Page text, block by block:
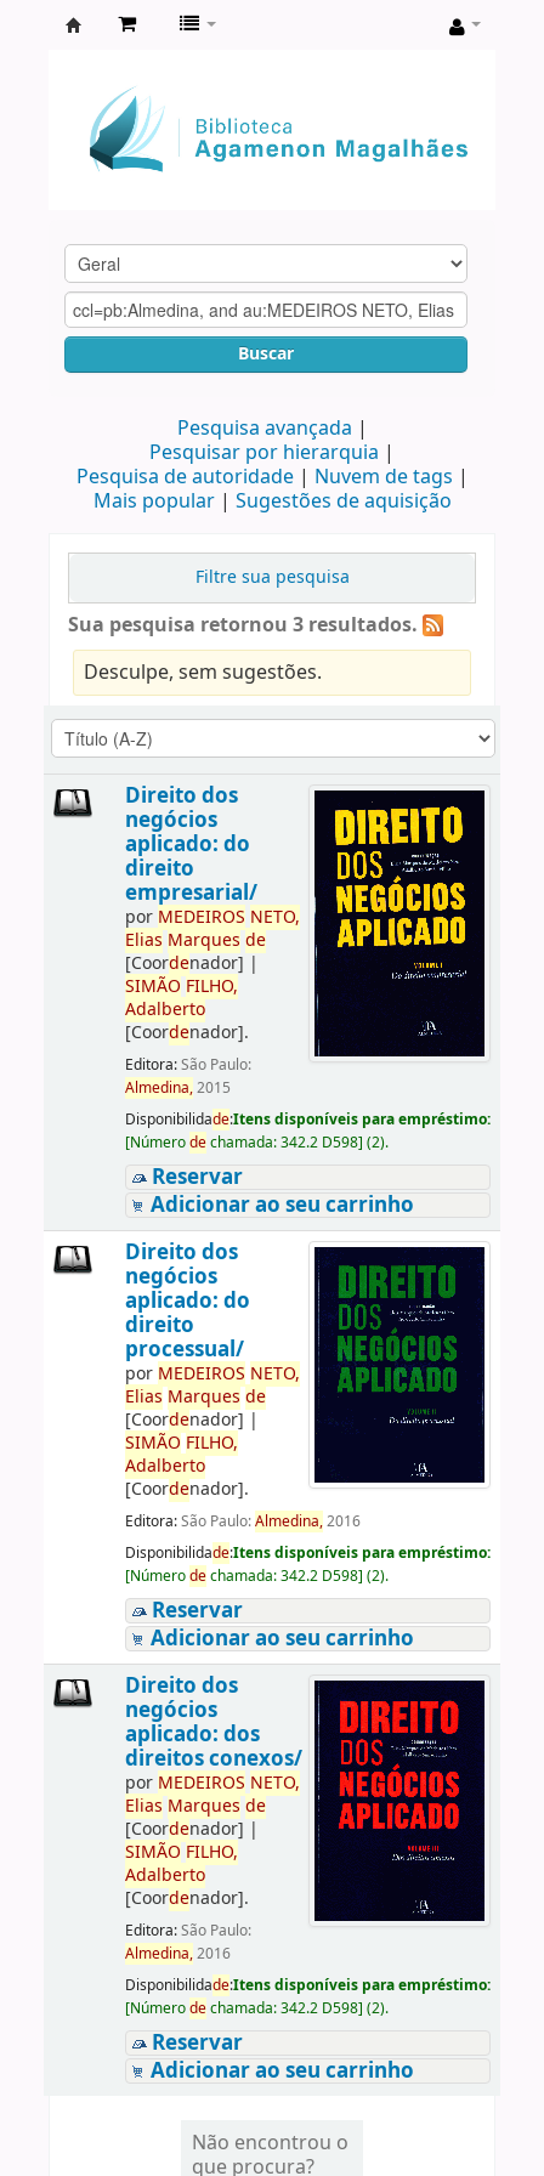
Agamenon
Magalhães
Buscar
Pesquisa avançada
Pesquisar por hierarquia
Pesquisa de autoridade
Nuvem de tags
Mais popular
Sugestões de aquisição
Filtre sua pesquisa
Sua pesquisa retornou 3 resultados.
Desculpe, sem sugestões.
Direito dos
negócios
aplicado: do
direito
empresarial/
por MEDEIROS NETO,
Elias Marques de
[Coordenador] |
SIMÃO FILHO,
Adalberto
[Coordenador].
Editora:São Paulo:
Almedina,2015
Disponibilidade:Itens disponíveis para empréstimo:
[Númerodechamada:342.2 D598] (2).
Reservar
Adicionar ao seu carrinho
Direito dos
negócios
aplicado: do
direito
processual/
por MEDEIROS NETO,
Elias Marques de
[Coordenador] |
SIMÃO FILHO,
Adalberto
[Coordenador].
Editora:São Paulo:Almedina,2016
Disponibilidade:Itens disponíveis para empréstimo:
[Númerodechamada:342.2 D598] (2).
Reservar
Adicionar ao seu carrinho
Direito dos
negócios
aplicado: dos
direitos conexos/
por MEDEIROS NETO,
Elias Marques de
[Coordenador] |
SIMÃO FILHO,
Adalberto
[Coordenador].
Editora:São Paulo:
Almedina,2016
Disponibilidade:Itens disponíveis para empréstimo:
[Númerodechamada:342.2 D598] (2).
Reservar
Adicionar ao seu carrinho
Não encontrou o
que procura?